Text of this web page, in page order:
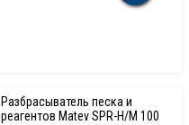
Разбрасыватель песка и
реагентов Matev SPR-H/M 100